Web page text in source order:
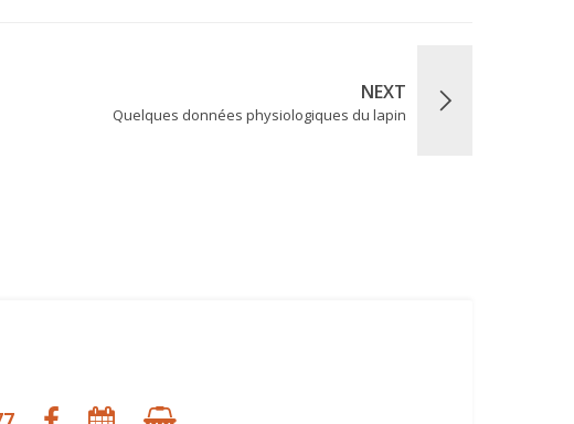
NEXT
Quelques données physiologiques du lapin